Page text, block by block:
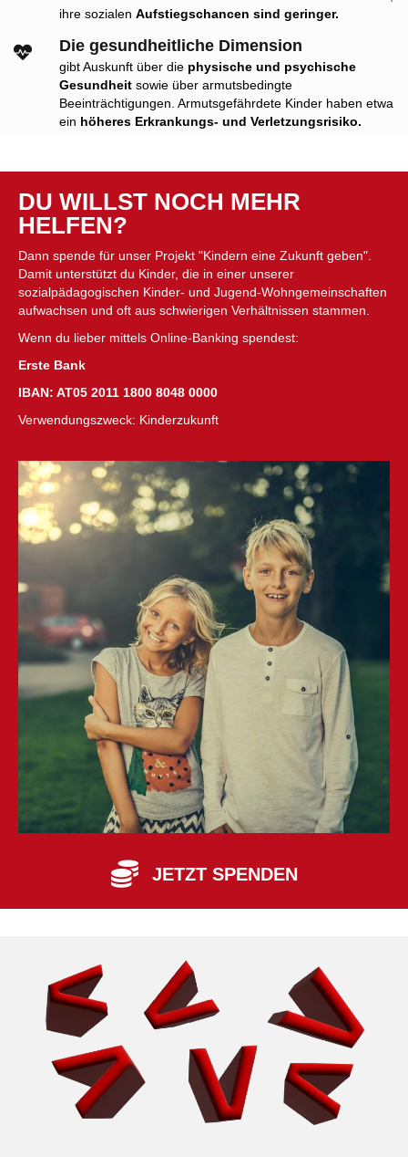
ihre sozialen Aufstiegschancen sind geringer.
Die gesundheitliche Dimension
gibt Auskunft über die physische und psychische
Gesundheit sowie über armutsbedingte
Beeinträchtigungen. Armutsgefährdete Kinder haben etwa
ein höheres Erkrankungs- und Verletzungsrisiko.
DU WILLST NOCH MEHR
HELFEN?
Dann spende für unser Projekt "Kindern eine Zukunft geben".
Damit unterstützt du Kinder, die in einer unserer
sozialpädagogischen Kinder- und Jugend-Wohngemeinschaften
aufwachsen und oft aus schwierigen Verhältnissen stammen.
Wenn du lieber mittels Online-Banking spendest:
Erste Bank
IBAN: AT05 2011 1800 8048 0000
Verwendungszweck: Kinderzukunft
JETZT SPENDEN